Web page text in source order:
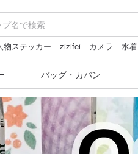
物ステッカー zizifei カメラ 水着
バッグ・カバン